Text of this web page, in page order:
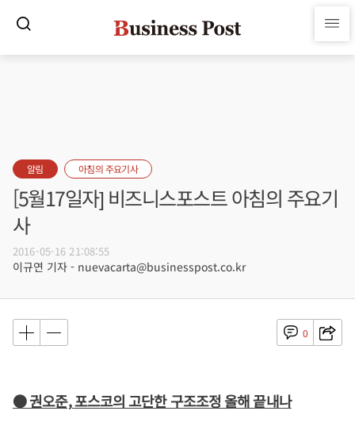
알림 아침의 주요기사
[5월17일자] 비즈니스포스트 아침의 주요기
사
2016-05-16 21:08:55
이규연 기자 - nuevacarta@businesspost.co.kr
0
● 권오준, 포스코의 고단한 구조조정 올해 끝내나